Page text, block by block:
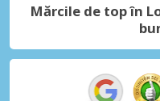
Mărcile de top în